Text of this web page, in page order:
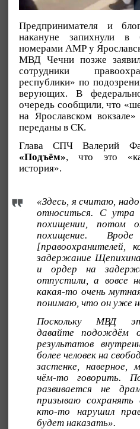
Предпринимателя и
накануне запихнули в
номерами АМР у
МВД Чечни позже
сотрудники
республики» по
верующих. В
очередь сообщили, что
на Ярославском
переданы в СК.
Глава СПЧ Валерий
«Подъём», что это
история».
«Здесь, я считаю,
относиться. С
похищении, потом
похищение.
[правоохранителей,
задержание
и ордер на
отпустили, а вовсе
какая-то очень
понимаю, что он уже
Поскольку МВД
давайте подождём
результатов
более человек на
застенке,
чём-то говорить.
развивается не
призываю сохранять
кто-то нарушил
будет наказать».